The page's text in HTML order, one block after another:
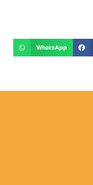
WhatsApp